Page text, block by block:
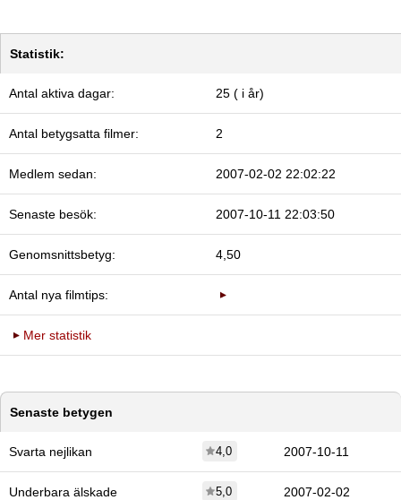
Statistik:
Antal aktiva dagar: 25 ( i år)
Antal betygsatta filmer: 2
Medlem sedan: 2007-02-02 22:02:22
Senaste besök: 2007-10-11 22:03:50
Genomsnittsbetyg: 4,50
Antal nya filmtips:
Mer statistik
Senaste betygen
Svarta nejlikan 4,0 2007-10-11
Underbara älskade 5,0 2007-02-02